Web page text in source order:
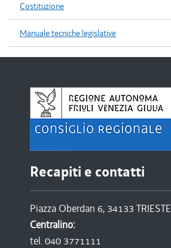
Costituzione
Manuale tecniche legislative
Recapiti e contatti
Piazza Oberdan 6, 34133 TRIESTE
Centralino:
tel. 040 3771111